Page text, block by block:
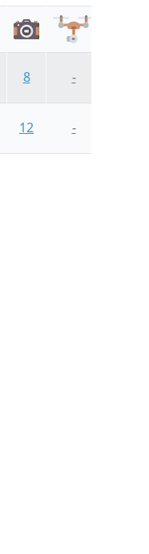
8 -
12 -